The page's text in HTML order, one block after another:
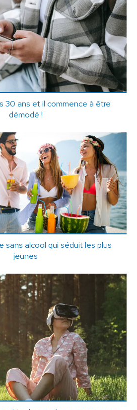
30 ans et il commence à être
démodé !
sans alcool qui séduit les plus
jeunes